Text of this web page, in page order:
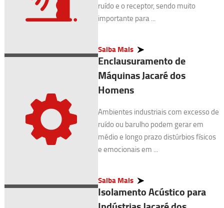
ruído e o receptor, sendo muito
importante para ...
Saiba Mais
Enclausuramento de
Máquinas Jacaré dos
Homens
Ambientes industriais com excesso de
ruído ou barulho podem gerar em
médio e longo prazo distúrbios físicos
e emocionais em ...
Saiba Mais
Isolamento Acústico para